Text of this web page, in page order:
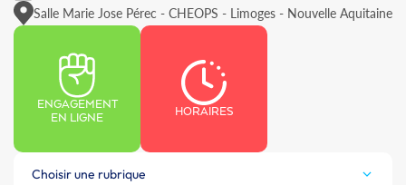
Salle Marie Jose Pérec - CHEOPS - Limoges - Nouvelle Aquitaine
ENGAGEMENT
EN LIGNE
HORAIRES
Choisir une rubrique